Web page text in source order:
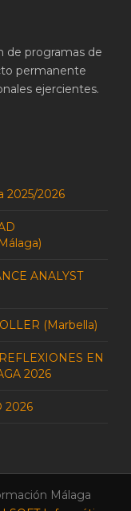
de programas de
permanente
ejercientes.
2025/2026
ANALYST
(Marbella)
EN
2026
2026
Málaga